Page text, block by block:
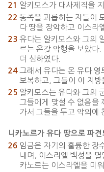
21 알키모스가 대사제직을
22 동족을 괴롭히는 자들이
다 땅을 장악하고 이스라
23 유다는 알키모스와 그의
르는 온갖 악행을 보았다
더 심하였다.
24 그래서 유다는 온 유다 영
보복하고, 그들이 이 지
25 알키모스는 유다와 그의
그들에게 맞설 수 없음을
가서 그들을 두고 악의에
니카노르가 유다 땅으로 파견
26 임금은 자기의 훌륭한 장
내며, 이스라엘 백성을
카노르는 이스라엘을 미